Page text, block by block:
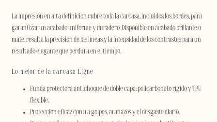
La impresión en alta definición cubre toda la carcasa, incluidos los bordes, para
garantizar un acabado uniforme y duradero. Disponible en acabado brillante o
mate, resalta la precisión de las líneas y la intensidad de los contrastes para un
resultado elegante que perdura en el tiempo.
Lo mejor de la carcasa Ligne
Funda protectora antichoque de doble capa: policarbonato rígido y TPU
flexible.
Protección eficaz contra golpes, arañazos y el desgaste diario.